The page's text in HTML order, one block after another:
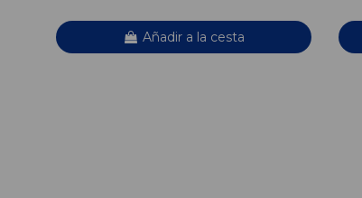
Añadir a la cesta